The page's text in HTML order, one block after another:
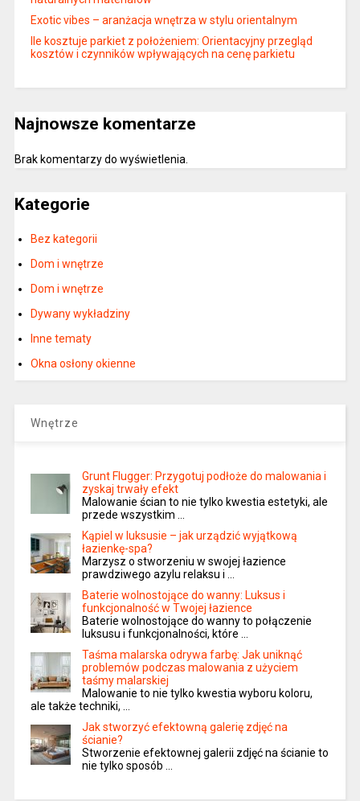
Exotic vibes – aranżacja wnętrza w stylu orientalnym
Ile kosztuje parkiet z położeniem: Orientacyjny przegląd
kosztów i czynników wpływających na cenę parkietu
Najnowsze komentarze
Brak komentarzy do wyświetlenia.
Kategorie
Bez kategorii
Dom i wnętrze
Dom i wnętrze
Dywany wykładziny
Inne tematy
Okna osłony okienne
Wnętrze
Grunt Flugger: Przygotuj podłoże do malowania i
zyskaj trwały efekt
Malowanie ścian to nie tylko kwestia estetyki, ale
przede wszystkim …
Kąpiel w luksusie – jak urządzić wyjątkową
łazienkę-spa?
Marzysz o stworzeniu w swojej łazience
prawdziwego azylu relaksu i …
Baterie wolnostojące do wanny: Luksus i
funkcjonalność w Twojej łazience
Baterie wolnostojące do wanny to połączenie
luksusu i funkcjonalności, które …
Taśma malarska odrywa farbę: Jak uniknąć
problemów podczas malowania z użyciem
taśmy malarskiej
Malowanie to nie tylko kwestia wyboru koloru,
ale także techniki, …
Jak stworzyć efektowną galerię zdjęć na
ścianie?
Stworzenie efektownej galerii zdjęć na ścianie to
nie tylko sposób …